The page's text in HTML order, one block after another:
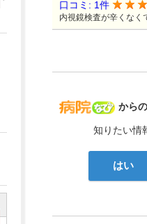
病院な
から
知りたい情
はい
口コミ: 1件
内視鏡検査が辛くなく